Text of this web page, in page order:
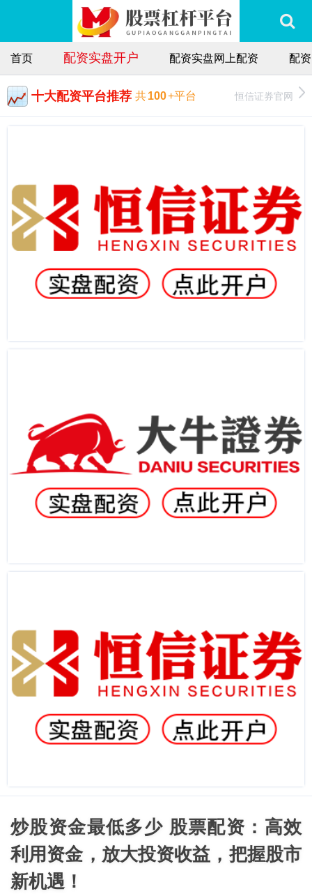
首页 配资实盘开户 配资实盘网上配资 配
十大配资平台推荐 共100+平台 恒信证券官网
炒股资金最低多少 股票配资：高效
利用资金，放大投资收益，把握股市
新机遇！